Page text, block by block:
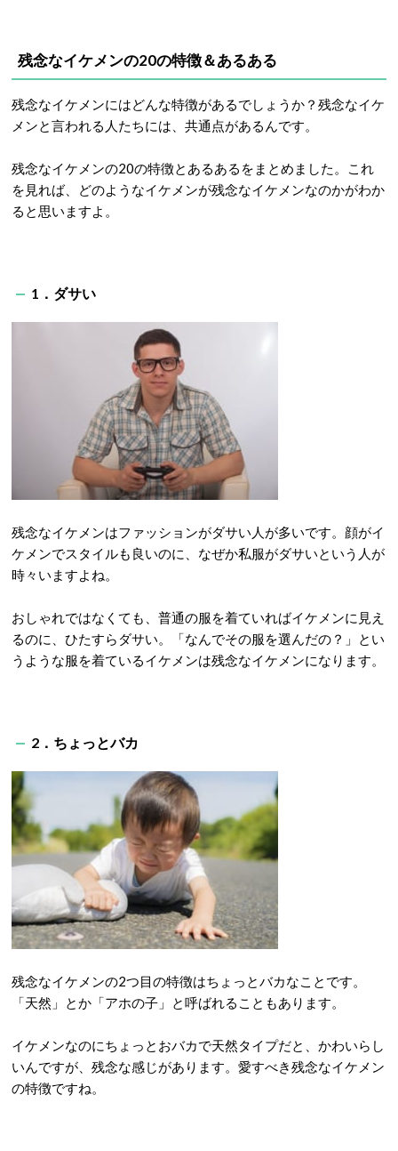
残念なイケメンの20の特徴＆あるある
残念なイケメンにはどんな特徴があるでしょうか？残念なイケ
メンと言われる人たちには、共通点があるんです。
残念なイケメンの20の特徴とあるあるをまとめました。これ
を見れば、どのようなイケメンが残念なイケメンなのかがわか
ると思いますよ。
1．ダサい
残念なイケメンはファッションがダサい人が多いです。顔がイ
ケメンでスタイルも良いのに、なぜか私服がダサいという人が
時々いますよね。
おしゃれではなくても、普通の服を着ていればイケメンに見え
るのに、ひたすらダサい。「なんでその服を選んだの？」とい
うような服を着ているイケメンは残念なイケメンになります。
2．ちょっとバカ
残念なイケメンの2つ目の特徴はちょっとバカなことです。
「天然」とか「アホの子」と呼ばれることもあります。
イケメンなのにちょっとおバカで天然タイプだと、かわいらし
いんですが、残念な感じがあります。愛すべき残念なイケメン
の特徴ですね。